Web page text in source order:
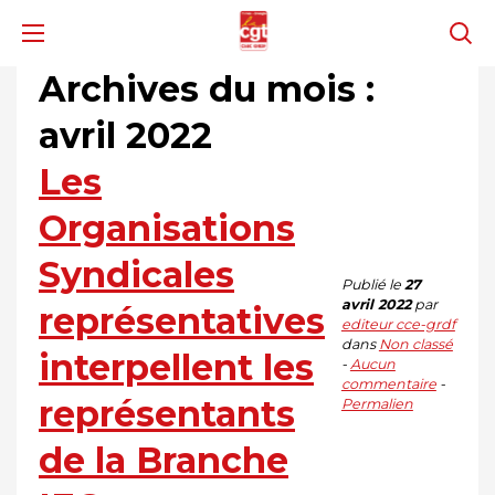
Archives du mois :
avril 2022
Les
Organisations
Syndicales
représentatives
interpellent les
représentants
de la Branche
Publié le 27
avril 2022 par
editeur cce-grdf
dans Non classé
- Aucun
commentaire-
Permalien